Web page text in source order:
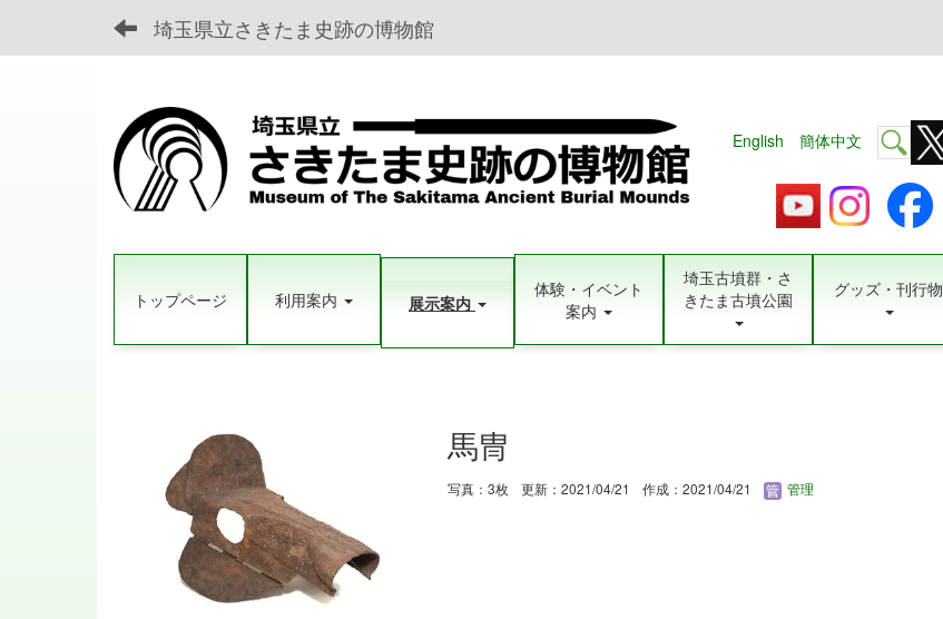
埼玉県立さきたま史跡の博物館
English 簡体中文
トップページ 利用案内 展示案内
体験・イベント
案内
埼玉古墳群・さ
きたま古墳公園
グッズ・刊行物
馬冑
写真：3枚 更新：2021/04/21 作成：2021/04/21 管理